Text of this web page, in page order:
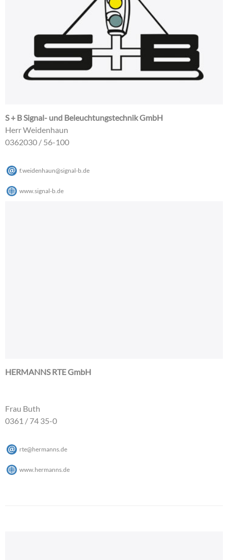
S + B Signal- und Beleuchtungstechnik GmbH
Herr Weidenhaun
0362030 / 56-100
f.weidenhaun@signal-b.de
www.signal-b.de
HERMANNS RTE GmbH
Frau Buth
0361 / 74 35-0
rte@hermanns.de
www.hermanns.de